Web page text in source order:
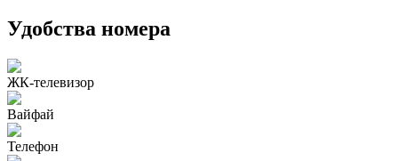
Удобства номера
ЖК-телевизор
Вайфай
Телефон